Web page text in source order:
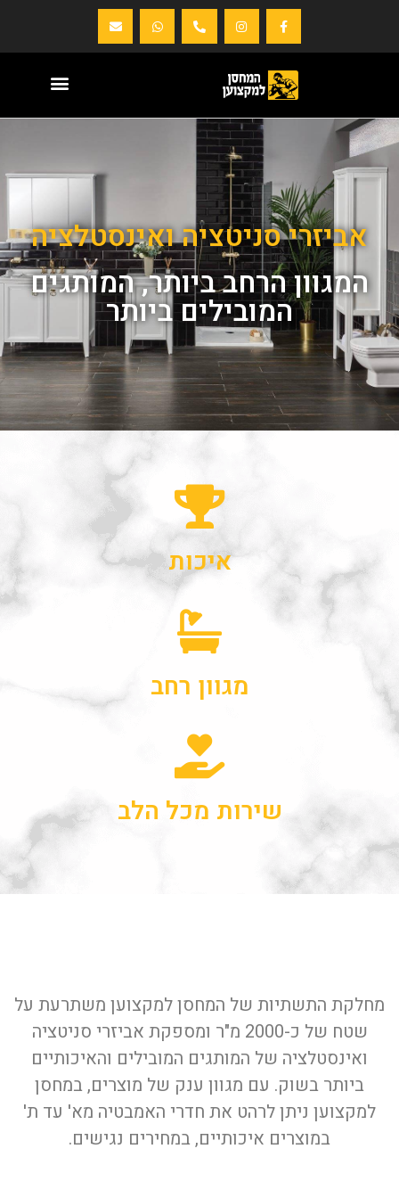
אביזרי סניטציה ואינסטלציה
המגוון הרחב ביותר, המותגים
המובילים ביותר
איכות
מגוון רחב
שירות מכל הלב
מחלקת התשתיות של המחסן למקצוען משתרעת על
שטח של כ-2000 מ"ר ומספקת אביזרי סניטציה
ואינסטלציה של המותגים המובילים והאיכותיים
ביותר בשוק. עם מגוון ענק של מוצרים, במחסן
למקצוען ניתן לרהט את חדרי האמבטיה מא' עד ת'
במוצרים איכותיים, במחירים נגישים.